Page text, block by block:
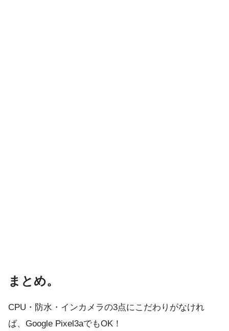
まとめ。
CPU・防水・インカメラの3点にこだわりがなけれ
ば、Google Pixel3aでもOK！